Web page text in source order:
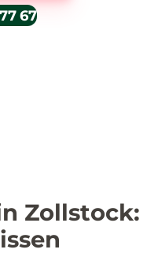
67
Zollstock: